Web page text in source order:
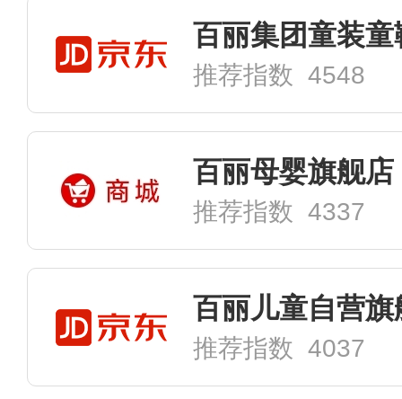
百丽集团童装
推荐指数 4548
百丽母婴旗舰店
推荐指数 4337
百丽儿童自营旗
推荐指数 4037